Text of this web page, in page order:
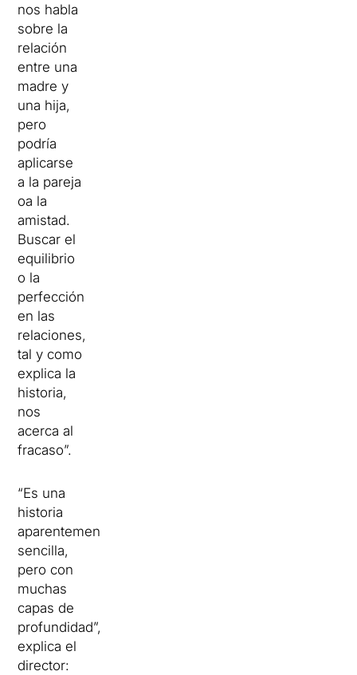
nos habla
sobre la
relación
entre una
madre y
una hija,
pero
podría
aplicarse
a la pareja
oa la
amistad.
Buscar el
equilibrio
o la
perfección
en las
relaciones,
tal y como
explica la
historia,
nos
acerca al
fracaso”.
“Es una
historia
aparentemente
sencilla,
pero con
muchas
capas de
profundidad”,
explica el
director: